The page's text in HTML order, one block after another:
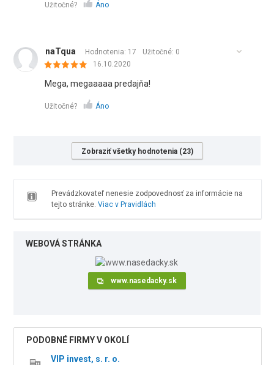
Užitočné? Áno
naTqua Hodnotenia: 17 Užitočné: 0
16.10.2020
Mega, megaaaaa predajňa!
Užitočné? Áno
Zobraziť všetky hodnotenia (23)
Prevádzkovateľ nenesie zodpovednosť za informácie na
tejto stránke. Viac v Pravidlách
WEBOVÁ STRÁNKA
www.nasedacky.sk
PODOBNÉ FIRMY V OKOLÍ
VIP invest, s. r. o.